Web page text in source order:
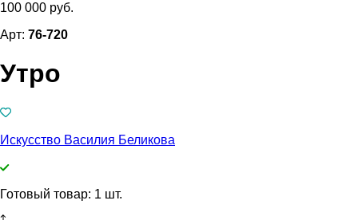
100 000 руб.
Арт: 76-720
Утро
Искусство Василия Беликова
Готовый товар: 1 шт.